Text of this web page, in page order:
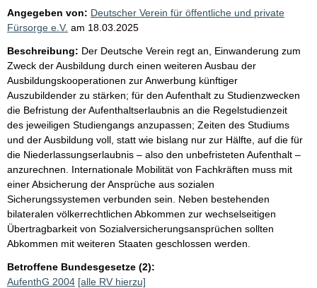
Angegeben von: Deutscher Verein für öffentliche und private
Fürsorge e.V. am 18.03.2025
Beschreibung: Der Deutsche Verein regt an, Einwanderung zum
Zweck der Ausbildung durch einen weiteren Ausbau der
Ausbildungskooperationen zur Anwerbung künftiger
Auszubildender zu stärken; für den Aufenthalt zu Studienzwecken
die Befristung der Aufenthaltserlaubnis an die Regelstudienzeit
des jeweiligen Studiengangs anzupassen; Zeiten des Studiums
und der Ausbildung voll, statt wie bislang nur zur Hälfte, auf die für
die Niederlassungserlaubnis – also den unbefristeten Aufenthalt –
anzurechnen. Internationale Mobilität von Fachkräften muss mit
einer Absicherung der Ansprüche aus sozialen
Sicherungssystemen verbunden sein. Neben bestehenden
bilateralen völkerrechtlichen Abkommen zur wechselseitigen
Übertragbarkeit von Sozialversicherungsansprüchen sollten
Abkommen mit weiteren Staaten geschlossen werden.
Betroffene Bundesgesetze (2):
AufenthG 2004 [alle RV hierzu]